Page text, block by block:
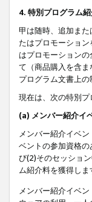
4. 特別プログラム
甲は随時、追加ま
たはプロモーショ
はプロモーション
て（商品購入を含
プログラム文書上
現在は、次の特別プ
(a) メンバー紹介イ
メンバー紹介イベン
ベントの参加資格
び(2)そのセッショ
ム紹介料を獲得しま
メンバー紹介イベ